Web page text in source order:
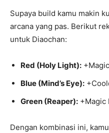
Supaya build kamu makin
arcana yang pas. Berikut
untuk Diaochan:
Red (Holy Light):
Blue (Mind’s Eye):
Green (Reaper): +Magic
Dengan kombinasi ini,